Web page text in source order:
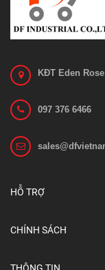
KĐT Eden
097 376 6466
HỖ TRỢ
CHÍNH SÁCH